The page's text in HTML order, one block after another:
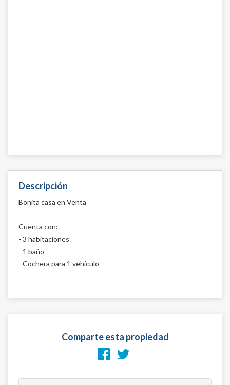
Descripción
Bonita casa en Venta
Cuenta con:
- 3 habitaciones
- 1 baño
- Cochera para 1 vehículo
Comparte esta propiedad